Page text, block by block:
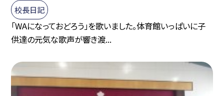
校長日記
「WAになっておどろう」を歌いました。体育館いっぱいに子
供達の元気な歌声が響き渡...